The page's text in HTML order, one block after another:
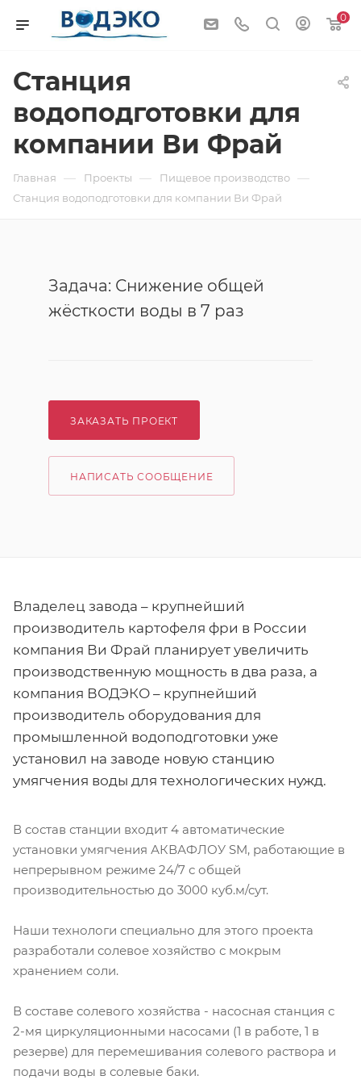
0
Станция
водоподготовки для
компании Ви Фрай
Главная — Проекты — Пищевое производство —
Станция водоподготовки для компании Ви Фрай
Задача: Снижение общей
жёсткости воды в 7 раз
ЗАКАЗАТЬ ПРОЕКТ
НАПИСАТЬ СООБЩЕНИЕ
Владелец завода – крупнейший
производитель картофеля фри в России
компания Ви Фрай планирует увеличить
производственную мощность в два раза, а
компания ВОДЭКО – крупнейший
производитель оборудования для
промышленной водоподготовки уже
установил на заводе новую станцию
умягчения воды для технологических нужд.
В состав станции входит 4 автоматические
установки умягчения АКВАФЛОУ SM, работающие в
непрерывном режиме 24/7 с общей
производительностью до 3000 куб.м/сут.
Наши технологи специально для этого проекта
разработали солевое хозяйство с мокрым
хранением соли.
В составе солевого хозяйства - насосная станция с
2-мя циркуляционными насосами (1 в работе, 1 в
резерве) для перемешивания солевого раствора и
подачи воды в солевые баки.